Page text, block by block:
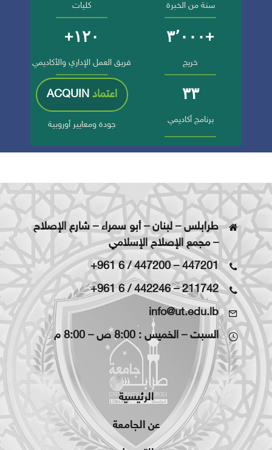
سنة من الخبرة كليات
+٣٬٠٠٠
خريج
١٢٠+
فريق العمل الإداري والأكاديمي
٣٣
برنامج أكاديمي
اعتمادACQUIN
جودة ومعايير أوروبية
طرابلس – لبنان – أبو سمراء – شارع الإصلاح
– مجمع الإصلاح الإسلامي
+961 6 / 447200–447201
+961 6 / 442246–211742
info@ut.edu.lb
السبت – الخميس : 8:00 ص – 8:00 م
الرئيسية
عن الجامعة